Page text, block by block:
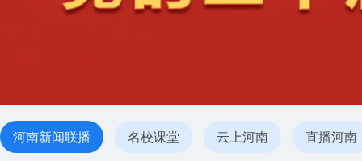
河南新闻联播 名校课堂 云上河南 直播河南